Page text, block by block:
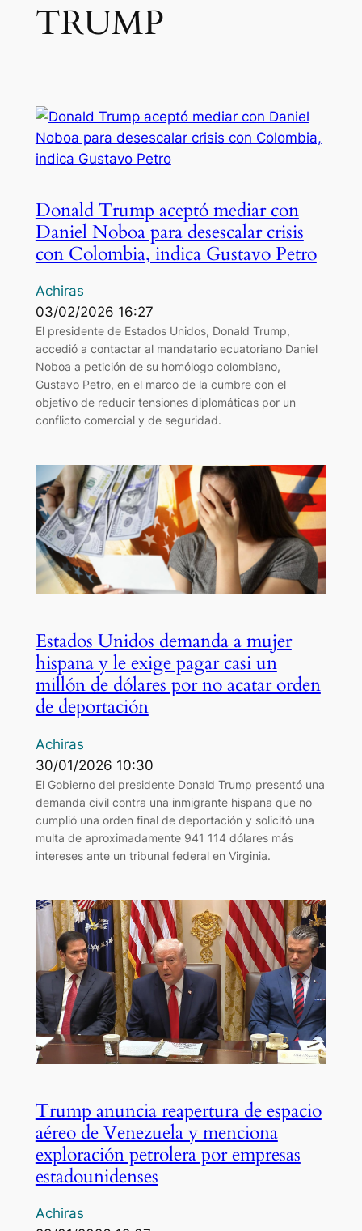
TRUMP
Donald Trump aceptó mediar con
Daniel Noboa para desescalar crisis
con Colombia, indica Gustavo Petro
Achiras
03/02/2026 16:27
El presidente de Estados Unidos, Donald Trump,
accedió a contactar al mandatario ecuatoriano Daniel
Noboa a petición de su homólogo colombiano,
Gustavo Petro, en el marco de la cumbre con el
objetivo de reducir tensiones diplomáticas por un
conflicto comercial y de seguridad.
Estados Unidos demanda a mujer
hispana y le exige pagar casi un
millón de dólares por no acatar orden
de deportación
Achiras
30/01/2026 10:30
El Gobierno del presidente Donald Trump presentó una
demanda civil contra una inmigrante hispana que no
cumplió una orden final de deportación y solicitó una
multa de aproximadamente 941 114 dólares más
intereses ante un tribunal federal en Virginia.
Trump anuncia reapertura de espacio
aéreo de Venezuela y menciona
exploración petrolera por empresas
estadounidenses
Achiras